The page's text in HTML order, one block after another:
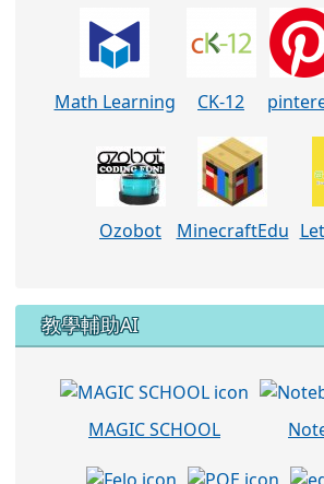
Math Learning CK-12
Ozobot MinecraftEdu
教學輔助AI
MAGIC SCHOOL